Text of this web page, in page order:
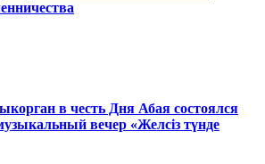
в честь Дня Абая состоялся
вечер «Желсіз түнде